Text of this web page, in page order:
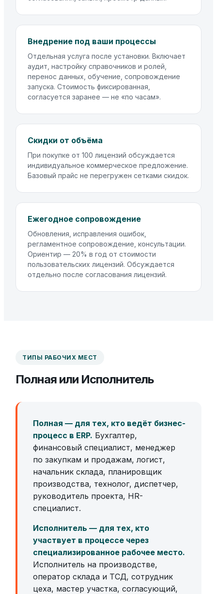
Внедрение под ваши процессы
Отдельная услуга после установки. Включает
аудит, настройку справочников и ролей,
перенос данных, обучение, сопровождение
запуска. Стоимость фиксированная,
согласуется заранее — не «по часам».
Скидки от объёма
При покупке от 100 лицензий обсуждается
индивидуальное коммерческое предложение.
Базовый прайс не перегружен сетками скидок.
Ежегодное сопровождение
Обновления, исправления ошибок,
регламентное сопровождение, консультации.
Ориентир — 20% в год от стоимости
пользовательских лицензий. Обсуждается
отдельно после согласования лицензий.
ТИПЫ РАБОЧИХ МЕСТ
Полная или Исполнитель
Полная — для тех, кто ведёт бизнес-
процесс в ERP. Бухгалтер,
финансовый специалист, менеджер
по закупкам и продажам, логист,
начальник склада, планировщик
производства, технолог, диспетчер,
руководитель проекта, HR-
специалист.
Исполнитель — для тех, кто
участвует в процессе через
специализированное рабочее место.
Исполнитель на производстве,
оператор склада и ТСД, сотрудник
цеха, мастер участка, согласующий,